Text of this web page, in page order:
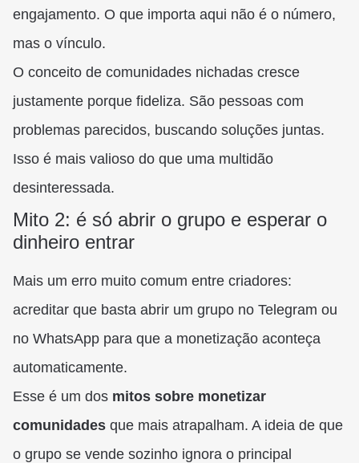
engajamento. O que importa aqui não é o número,
mas o vínculo.
O conceito de comunidades nichadas cresce
justamente porque fideliza. São pessoas com
problemas parecidos, buscando soluções juntas.
Isso é mais valioso do que uma multidão
desinteressada.
Mito 2: é só abrir o grupo e esperar o
dinheiro entrar
Mais um erro muito comum entre criadores:
acreditar que basta abrir um grupo no Telegram ou
no WhatsApp para que a monetização aconteça
automaticamente.
Esse é um dos mitos sobre monetizar
comunidades que mais atrapalham. A ideia de que
o grupo se vende sozinho ignora o principal